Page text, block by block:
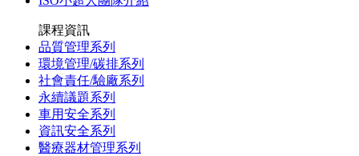
課程資訊
品質管理系列
環境管理/碳排系列
社會責任/驗廠系列
永續議題系列
車用安全系列
資訊安全系列
醫療器材管理系列